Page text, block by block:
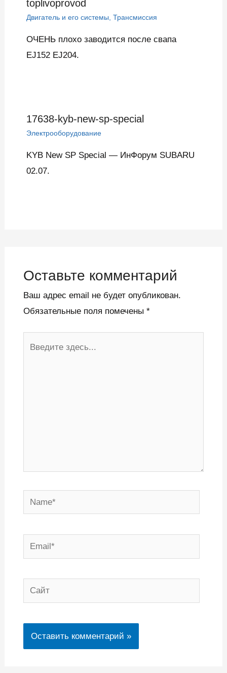
toplivoprovod
Двигатель и его системы Трансмиссия
ОЧЕНЬ плохо заводится после свапа
EJ152 EJ204.
17638-kyb-new-sp-special
Электрооборудование
KYB New SP Special — ИнФорум SUBARU
02.07.
Оставьте комментарий
Ваш адрес email не будет опубликован.
Обязательные поля помечены *
Name*
Email*
Сайт